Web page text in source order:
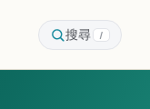
搜尋 /